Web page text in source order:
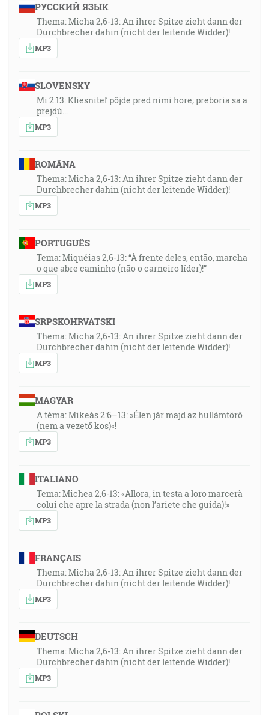
РУССКИЙ ЯЗЫК
Thema: Micha 2,6-13: An ihrer Spitze zieht dann der
Durchbrecher dahin (nicht der leitende Widder)!
MP3
SLOVENSKY
Mi 2:13: Kliesniteľ pôjde pred nimi hore; preboria sa a
prejdú…
MP3
ROMÂNA
Thema: Micha 2,6-13: An ihrer Spitze zieht dann der
Durchbrecher dahin (nicht der leitende Widder)!
MP3
PORTUGUÊS
Tema: Miquéias 2,6-13: “À frente deles, então, marcha
o que abre caminho (não o carneiro líder)!”
MP3
SRPSKOHRVATSKI
Thema: Micha 2,6-13: An ihrer Spitze zieht dann der
Durchbrecher dahin (nicht der leitende Widder)!
MP3
MAGYAR
A téma: Mikeás 2:6–13: »Élen jár majd az hullámtörő
(nem a vezető kos)«!
MP3
ITALIANO
Tema: Michea 2,6-13: «Allora, in testa a loro marcerà
colui che apre la strada (non l’ariete che guida)!»
MP3
FRANÇAIS
Thema: Micha 2,6-13: An ihrer Spitze zieht dann der
Durchbrecher dahin (nicht der leitende Widder)!
MP3
DEUTSCH
Thema: Micha 2,6-13: An ihrer Spitze zieht dann der
Durchbrecher dahin (nicht der leitende Widder)!
MP3